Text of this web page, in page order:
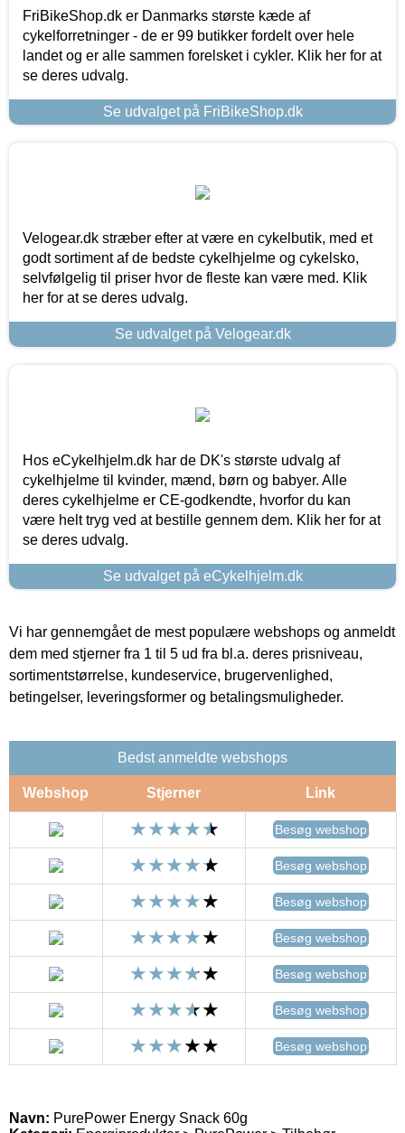
FriBikeShop.dk er Danmarks største kæde af
cykelforretninger - de er 99 butikker fordelt over hele
landet og er alle sammen forelsket i cykler. Klik her for at
se deres udvalg.
Se udvalget på FriBikeShop.dk
Velogear.dk stræber efter at være en cykelbutik, med et
godt sortiment af de bedste cykelhjelme og cykelsko,
selvfølgelig til priser hvor de fleste kan være med. Klik
her for at se deres udvalg.
Se udvalget på Velogear.dk
Hos eCykelhjelm.dk har de DK's største udvalg af
cykelhjelme til kvinder, mænd, børn og babyer. Alle
deres cykelhjelme er CE-godkendte, hvorfor du kan
være helt tryg ved at bestille gennem dem. Klik her for at
se deres udvalg.
Se udvalget på eCykelhjelm.dk
Vi har gennemgået de mest populære webshops og anmeldt
dem med stjerner fra 1 til 5 ud fra bl.a. deres prisniveau,
sortimentstørrelse, kundeservice, brugervenlighed,
betingelser, leveringsformer og betalingsmuligheder.
Bedst anmeldte webshops
Webshop Stjerner Link
Besøg webshop
Besøg webshop
Besøg webshop
Besøg webshop
Besøg webshop
Besøg webshop
Besøg webshop
Navn: PurePower Energy Snack 60g